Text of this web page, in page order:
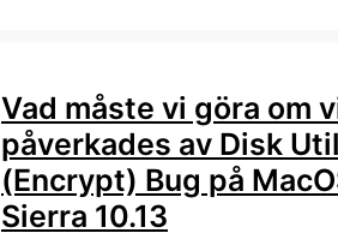
Vad måste vi göra om
påverkades av Disk
(Encrypt) Bug på
Sierra 10.13